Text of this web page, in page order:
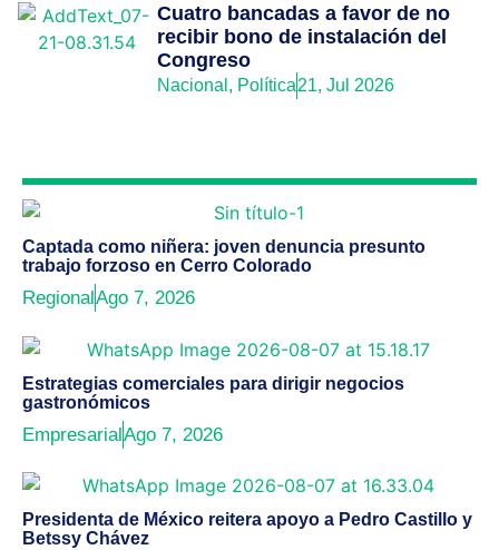
Cuatro bancadas a favor de no
recibir bono de instalación del
Congreso
Nacional , Política21, Jul 2026
Captada como niñera: joven denuncia presunto
trabajo forzoso en Cerro Colorado
Regional Ago 7, 2026
Estrategias comerciales para dirigir negocios
gastronómicos
EmpresarialAgo 7, 2026
Presidenta de México reitera apoyo a Pedro Castillo y
Betssy Chávez